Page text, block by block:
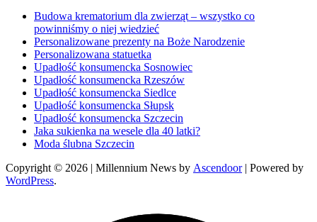
Budowa krematorium dla zwierząt – wszystko co
powinniśmy o niej wiedzieć
Personalizowane prezenty na Boże Narodzenie
Personalizowana statuetka
Upadłość konsumencka Sosnowiec
Upadłość konsumencka Rzeszów
Upadłość konsumencka Siedlce
Upadłość konsumencka Słupsk
Upadłość konsumencka Szczecin
Jaka sukienka na wesele dla 40 latki?
Moda ślubna Szczecin
Copyright © 2026 | Millennium News by Ascendoor| Powered by
WordPress.